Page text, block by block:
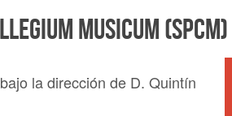
Musicum
la dirección de D. Quintín